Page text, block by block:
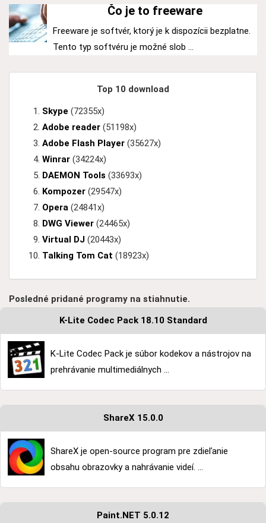
Čo je to freeware
Freeware je softvér, ktorý je k dispozícii bezplatne.
Tento typ softvéru je možné slob ...
Top 10 download
Skype (72355x)
Adobe reader (51198x)
Adobe Flash Player (35627x)
Winrar (34224x)
DAEMON Tools (33693x)
Kompozer (29547x)
Opera (24841x)
DWG Viewer (24465x)
Virtual DJ (20443x)
Talking Tom Cat (18923x)
Posledné pridané programy na stiahnutie.
K-Lite Codec Pack 18.10 Standard
K-Lite Codec Pack je súbor kodekov a nástrojov na
prehrávanie multimediálnych ...
ShareX 15.0.0
ShareX je open-source program pre zdieľanie
obsahu obrazovky a nahrávanie videí. ...
Paint.NET 5.0.12